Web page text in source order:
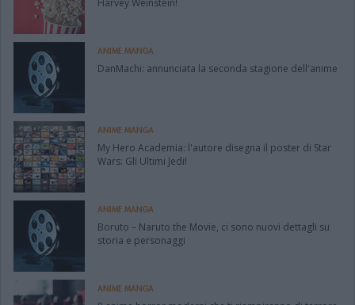
Harvey Weinstein!
ANIME MANGA
DanMachi: annunciata la seconda stagione dell'anime
ANIME MANGA
My Hero Academia: l'autore disegna il poster di Star
Wars: Gli Ultimi Jedi!
ANIME MANGA
Boruto – Naruto the Movie, ci sono nuovi dettagli su
storia e personaggi
ANIME MANGA